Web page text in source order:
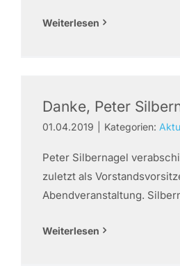
Weiterlesen
Danke, Peter
01.04.2019 Kategorien:
Peter Silbernagel
zuletzt als
Abendveranstaltung.
Weiterlesen